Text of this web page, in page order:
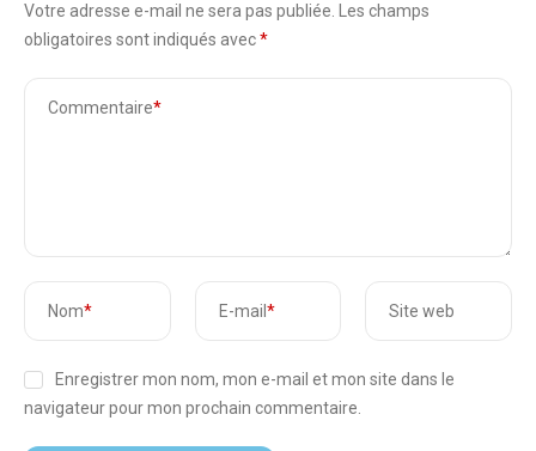
Votre adresse e-mail ne sera pas publiée.
Les champs
obligatoires sont indiqués avec*
Commentaire*
Nom* E-mail * Site web
Enregistrer mon nom, mon e-mail et mon site dans le
navigateur pour mon prochain commentaire.